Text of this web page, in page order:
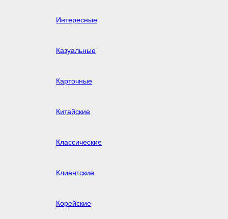
Интересные
Казуальные
Карточные
Китайские
Классические
Клиентские
Корейские